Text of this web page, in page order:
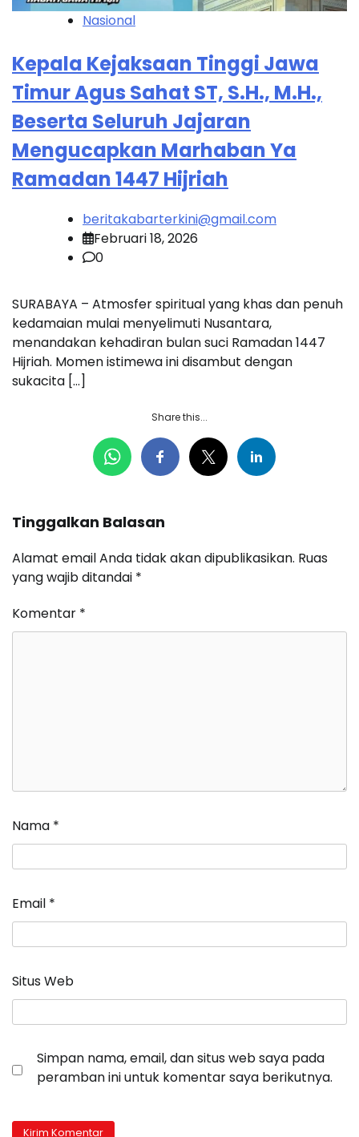
Nasional
Kepala Kejaksaan Tinggi Jawa
Timur Agus Sahat ST, S.H., M.H.,
Beserta Seluruh Jajaran
Mengucapkan Marhaban Ya
Ramadan 1447 Hijriah
beritakabarterkini@gmail.com
Februari 18, 2026
0
SURABAYA – Atmosfer spiritual yang khas dan penuh
kedamaian mulai menyelimuti Nusantara,
menandakan kehadiran bulan suci Ramadan 1447
Hijriah. Momen istimewa ini disambut dengan
sukacita […]
Share this...
Tinggalkan Balasan
Alamat email Anda tidak akan dipublikasikan. Ruas
yang wajib ditandai *
Komentar *
Nama *
Email *
Situs Web
Simpan nama, email, dan situs web saya pada
peramban ini untuk komentar saya berikutnya.